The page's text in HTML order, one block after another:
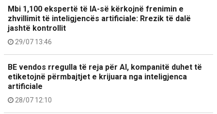
Mbi 1,100 ekspertë të IA-së kërkojnë frenimin e
zhvillimit të inteligjencës artificiale: Rrezik të dalë
jashtë kontrollit
29/07 13:46
BE vendos rregulla të reja për AI, kompanitë duhet të
etiketojnë përmbajtjet e krijuara nga inteligjenca
artificiale
28/07 12:10